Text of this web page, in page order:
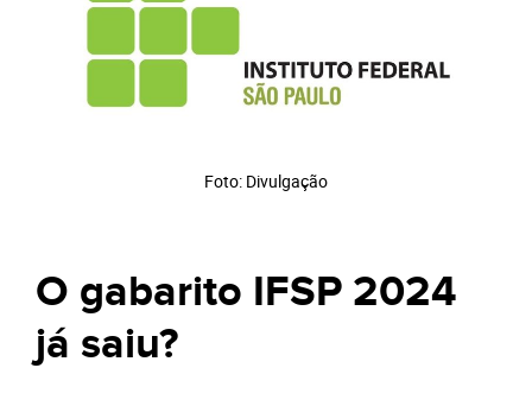
Foto: Divulgação
O gabarito IFSP 2024
já saiu?